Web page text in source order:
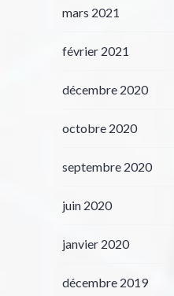
mars 2021
février 2021
décembre 2020
octobre 2020
septembre 2020
juin 2020
janvier 2020
décembre 2019